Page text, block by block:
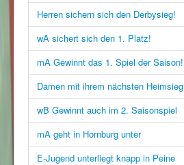
Herren sichern sich den Derbysieg!
wA sichert sich den 1. Platz!
mA Gewinnt das 1. Spiel der Saison!
Damen mit ihrem nächsten Heimsieg
wB Gewinnt auch im 2. Saisonspiel
mA geht in Hornburg unter
E-Jugend unterliegt knapp in Peine